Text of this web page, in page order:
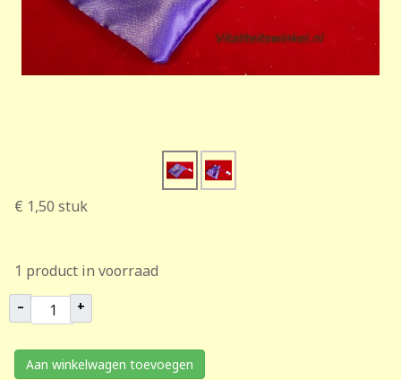
€ 1,50 stuk
1 product in voorraad
– +
Aan winkelwagen toevoegen